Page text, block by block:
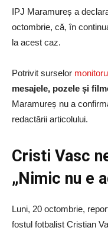
IPJ Maramureș a
octombrie, că, în
la acest caz.
Potrivit surselor
mesajele, pozele și
Maramureș nu a
redactării articolului.
Cristi Vasc
„Nimic nu e
Luni, 20 octombrie,
fostul fotbalist Cristian